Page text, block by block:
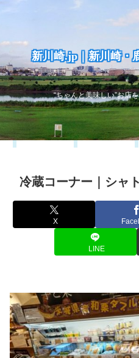
新川崎.jp｜新川崎・
“ちゃんと美味しい”お店
冷蔵コーナー｜シャ
X
LINE